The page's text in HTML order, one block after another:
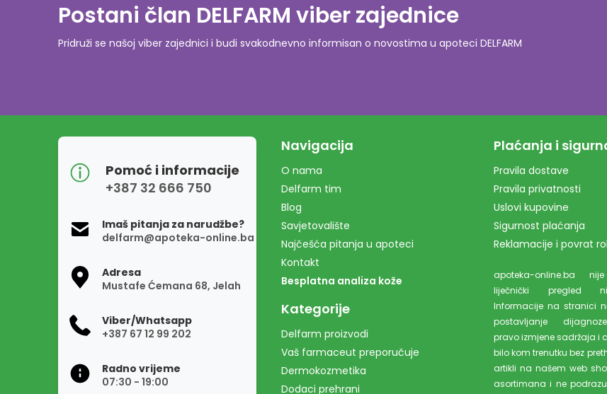
Postani član DELFARM viber zajednice
Pridruži se našoj viber zajednici i budi svakodnevno informisan o novostima u apoteci DELFARM
Pomoć i informacije
+387 32 666 750
Imaš pitanja za narudžbe?
delfarm@apoteka-online.ba
Adresa
Mustafe Ćemana 68, Jelah
Viber/Whatsapp
+387 67 12 99 202
Radno vrijeme
07:30 - 19:00
Navigacija
O nama
Delfarm tim
Blog
Savjetovalište
Najčešća pitanja u apoteci
Kontakt
Besplatna analiza kože
Kategorije
Delfarm proizvodi
Vaš farmaceut preporučuje
Dermokozmetika
Dodaci prehrani
Plaćanja i
Pravila dostave
Pravila privatnosti
Uslovi kupovine
Sigurnost plaćanja
Reklamacije i povrat
apoteka-online.ba
liječnički pregled
Informacije na stranici
postavljanje
pravo izmjene sadržaja i
bilo kom trenutku bez
artikli na našem web
asortimana i ne